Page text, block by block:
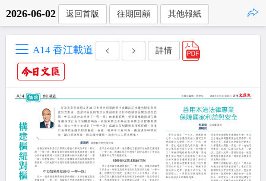
2026-06-02 返回首版 往期回顧 其他報紙
A14 香江載道 詳情
點擊複製